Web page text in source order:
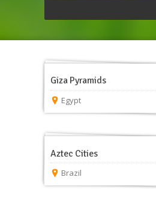
Giza Pyramids
Egypt
Aztec Cities
Brazil